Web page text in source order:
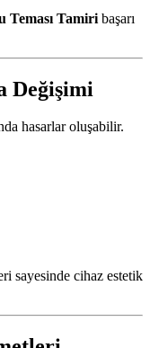
Teması Tamiri başarı
Değişimi
hasarlar oluşabilir.
sayesinde cihaz estetik